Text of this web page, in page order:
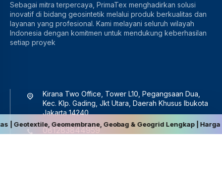
Sebagai mitra terpercaya, PrimaTex menghadirkan solusi
inovatif di bidang geosintetik melalui produk berkualitas dan
layanan yang profesional. Kami melayani seluruh wilayah
Indonesia dengan komitmen untuk mendukung keberhasilan
setiap proyek
Kirana Two Office, Tower L10, Pegangsaan Dua,
Kec. Klp. Gading, Jkt Utara, Daerah Khusus Ibukota
Jakarta 14240
081283844959
Geomembrane, Geobag & Geogrid Lengkap | Harga